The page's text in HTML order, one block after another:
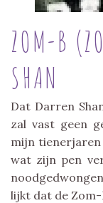
ZOM-B
SHAN
Dat Darren
zal vast geen
mijn tienerjaren
wat zijn pen
lijkt dat de